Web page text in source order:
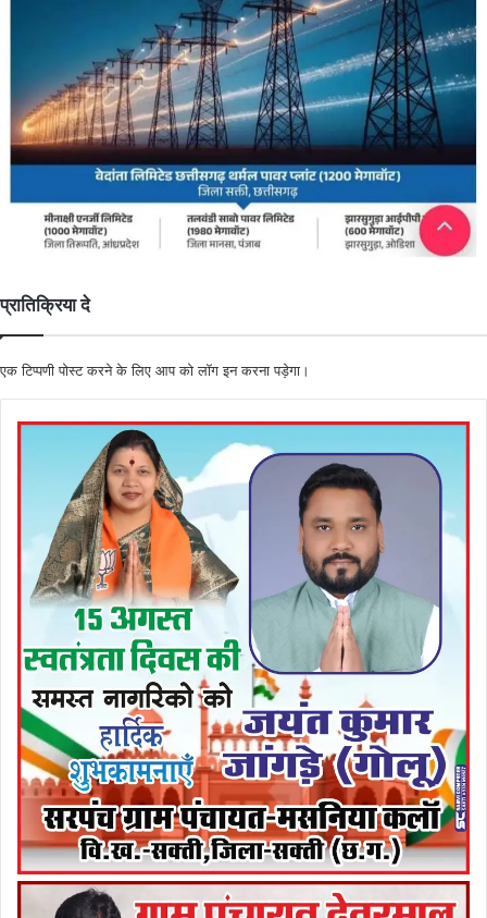
प्रातिक्रिया दे
एक टिप्पणी पोस्ट करने के लिए आप कोलॉग इनकरना पड़ेगा।